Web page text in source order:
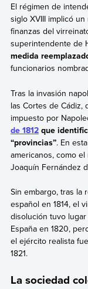
El régimen de
siglo XVIII implicó
finanzas del
superintendente de
medida
funcionarios
Tras la invasión
las Cortes de
impuesto por
de 1812que
“provincias”. En
americanos, como
Joaquín Fernández
Sin embargo, tras la
español en 1814, el
disolución tuvo
España en 1820,
el ejército realista
1821.
La sociedad